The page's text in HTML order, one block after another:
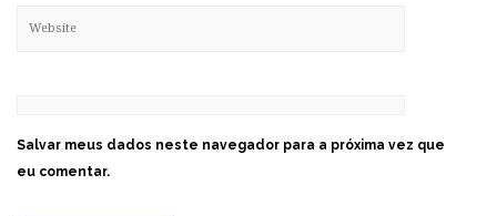
Salvar meus dados neste navegador para a próxima vez que
eu comentar.